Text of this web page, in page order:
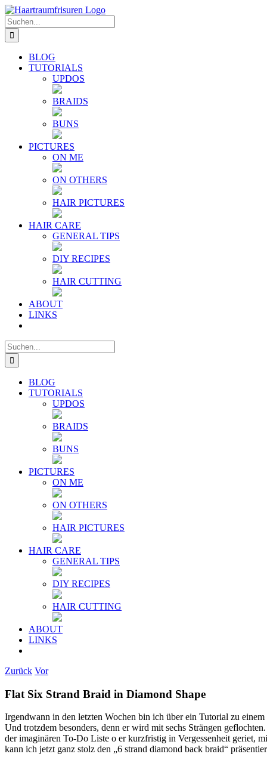
Zum
Inhalt
springen
E-
Mail
YouTube
Instagram
Facebook
Twitter
Suche
nach:
BLOG
TUTORIALS
UPDOS
BRAIDS
BUNS
PICTURES
ON ME
ON OTHERS
HAIR PICTURES
HAIR CARE
GENERAL TIPS
DIY RECIPES
HAIR CUTTING
ABOUT
LINKS
Suche
nach:
BLOG
TUTORIALS
UPDOS
BRAIDS
BUNS
PICTURES
ON ME
ON OTHERS
HAIR PICTURES
HAIR CARE
GENERAL TIPS
DIY RECIPES
HAIR CUTTING
ABOUT
LINKS
Zurück Vor
Flat Six Strand Braid in Diamond Shape
Irgendwann in den letzten Wochen bin ich über ein Tutorial zu
Und trotzdem besonders, denn er wird mit sechs Strängen
der imaginären To-Do Liste o er kurzfristig in Vergessenheit geriet,
kann ich jetzt ganz stolz den „6 strand diamond back braid“